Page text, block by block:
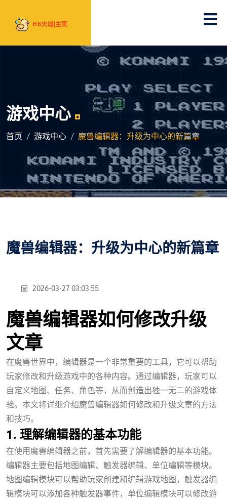
游戏中心
首页 游戏中心 魔兽编辑器：升级为中心的新篇章
魔兽编辑器：升级为中心的新篇章
2026-03-27 03:03:55
魔兽编辑器如何修改升级
文章
在魔兽世界中，编辑器是一个非常重要的工具，它可以帮助
玩家修改和升级游戏中的各种内容。通过编辑器，玩家可以
自定义地图、任务、角色等，从而创造出独一无二的游戏体
验。本文将详细介绍魔兽编辑器如何修改和升级文章的方法
和技巧。
1. 理解编辑器的基本功能
在使用魔兽编辑器之前，首先需要了解编辑器的基本功能。
编辑器主要包括地图编辑、触发器编辑、单位编辑等模块。
地图编辑模块可以帮助玩家创建和编辑游戏地图，触发器编
辑模块可以添加各种触发器事件，单位编辑模块可以修改游